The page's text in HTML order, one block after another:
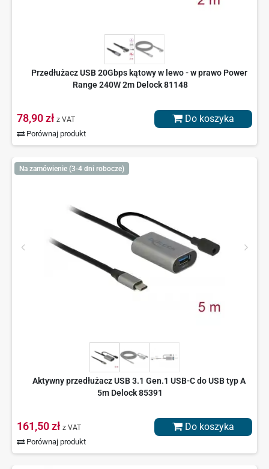
Przedłużacz USB 20Gbps kątowy w lewo - w prawo Power
Range 240W 2m Delock 81148
78,90 zł z VAT
Porównaj produkt
Do koszyka
Na zamówienie (3-4 dni robocze)
Aktywny przedłużacz USB 3.1 Gen.1 USB-C do USB typ A
5m Delock 85391
161,50 zł z VAT
Porównaj produkt
Do koszyka